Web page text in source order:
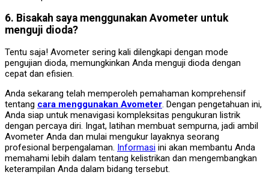
6. Bisakah saya menggunakan Avometer untuk
menguji dioda?
Tentu saja! Avometer sering kali dilengkapi dengan mode
pengujian dioda, memungkinkan Anda menguji dioda dengan
cepat dan efisien.
Anda sekarang telah memperoleh pemahaman komprehensif
tentang cara menggunakan Avometer. Dengan pengetahuan ini,
Anda siap untuk menavigasi kompleksitas pengukuran listrik
dengan percaya diri. Ingat, latihan membuat sempurna, jadi ambil
Avometer Anda dan mulai mengukur layaknya seorang
profesional berpengalaman. Informasi ini akan membantu Anda
memahami lebih dalam tentang kelistrikan dan mengembangkan
keterampilan Anda dalam bidang tersebut.